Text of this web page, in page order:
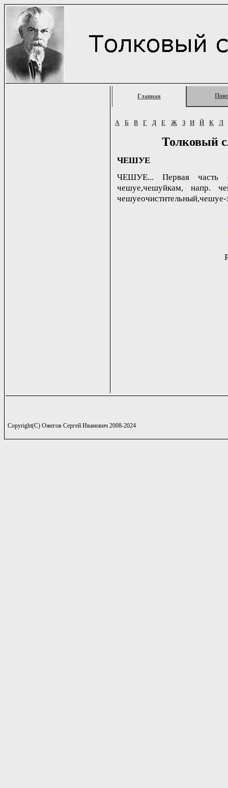
Главная
А Б В Г Д Е Ж З И Й К Л
Толковый
ЧЕШУЕ
ЧЕШУЕ... Первая часть
чешуе,чешуйкам, напр.
Copyright(C) Ожегов Сергей Иванович 2008-2024